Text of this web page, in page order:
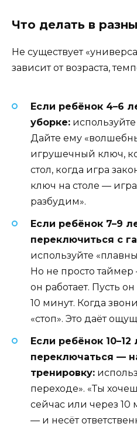
Что делать в
Не существует
зависит от возраста,
Если ребёнок 4–6
уборке:
Дайте ему
игрушечный ключ,
стол, когда игра
ключ на столе —
разбудим».
Если ребёнок 7–9
переключиться с
используйте
Но не просто
он работает. Пусть
10 минут. Когда
«стоп». Это даёт
Если ребёнок 10–12
переключаться —
тренировку:
переходе». «Ты
сейчас или через 10
— и несёт